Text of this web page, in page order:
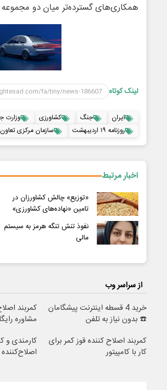
همکاری‌های گسترده‌تر میان دو
لینک کوتاه
ایران جنگ کشاورزی وزارت
روزنامه ۱۹ اردیبهشت
سازمان مرکزی
اخبار مرتبط
«توزیع» چالش کشاورزان در
تامین «نهاده‌های کشاورزی»
نفوذ تنش تنگه هرمز به سیستم
مالی
از سراسر وب
خرید 4 قسطه اینترنت پیشگامان
☎️ بدون نیاز به تلفن
کمربند
مشاوره
کمربند اصلاح کننده قوز کمر برای
کار با کامپیتور
کارمندی و